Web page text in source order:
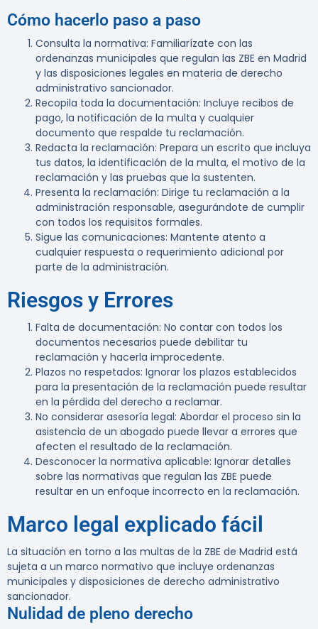
Cómo hacerlo paso a paso
Consulta la normativa: Familiarízate con las
ordenanzas municipales que regulan las ZBE en Madrid
y las disposiciones legales en materia de derecho
administrativo sancionador.
Recopila toda la documentación: Incluye recibos de
pago, la notificación de la multa y cualquier
documento que respalde tu reclamación.
Redacta la reclamación: Prepara un escrito que incluya
tus datos, la identificación de la multa, el motivo de la
reclamación y las pruebas que la sustenten.
Presenta la reclamación: Dirige tu reclamación a la
administración responsable, asegurándote de cumplir
con todos los requisitos formales.
Sigue las comunicaciones: Mantente atento a
cualquier respuesta o requerimiento adicional por
parte de la administración.
Riesgos y Errores
Falta de documentación: No contar con todos los
documentos necesarios puede debilitar tu
reclamación y hacerla improcedente.
Plazos no respetados: Ignorar los plazos establecidos
para la presentación de la reclamación puede resultar
en la pérdida del derecho a reclamar.
No considerar asesoría legal: Abordar el proceso sin la
asistencia de un abogado puede llevar a errores que
afecten el resultado de la reclamación.
Desconocer la normativa aplicable: Ignorar detalles
sobre las normativas que regulan las ZBE puede
resultar en un enfoque incorrecto en la reclamación.
Marco legal explicado fácil
La situación en torno a las multas de la ZBE de Madrid está
sujeta a un marco normativo que incluye ordenanzas
municipales y disposiciones de derecho administrativo
sancionador.
Nulidad de pleno derecho